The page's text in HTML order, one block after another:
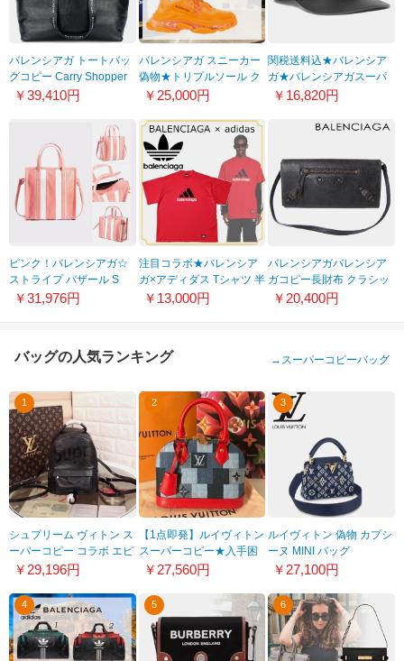
バレンシアガ トートバッ
グコピー Carry Shopper
M bag 8051924
￥39,410円
バレンシアガ スニーカー
偽物★トリプルソール ク
リアソール スニーカー
￥25,000円
関税送料込★バレンシア
ガ★バレンシアガスーパ
ーコピー フェルト＆レザ
￥16,820円
ピンク！バレンシアガ☆
ストライプ バザール S
￥31,976円
注目コラボ★バレンシア
ガ×アディダス Tシャツ 半
袖 オーバーサイズ
￥13,000円
バレンシアガバレンシア
ガコピー長財布 クラシッ
クコンチネンタルストラ
￥20,400円
バッグの人気ランキング → スーパーコピーバッグ
1
シュプリーム ヴィトン ス
ーパーコピー コラボ エピ
リュック バックパック ミ
￥29,196円
2
【1点即発】ルイヴィトン
スーパーコピー★入手困
難ﾃﾞﾆﾑ・ｱﾙﾏBB M45042
￥27,560円
3
ルイヴィトン 偽物 カプシ
ーヌ MINI バッグ
21051004
￥27,100円
4 5 6